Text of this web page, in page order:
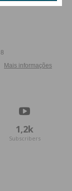
1,2k
Subscribers